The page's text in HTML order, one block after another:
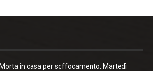
Morta in casa per soffocamento. Martedì